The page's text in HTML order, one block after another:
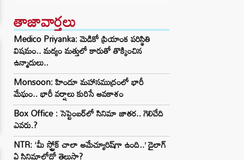
తాజావార్తలు
Medico Priyanka: మెడికో ప్రియాంక పరిస్థితి
విషమం.. మద్యం మత్తులో కారుతో తొక్కించిన
ఉన్మాదులు..
Monsoon: హిందూ మహాసముద్రంలో భారీ
మేఘం.. భారీ వర్షాలు కురిసే అవకాశం
Box Office : సెప్టెంబర్‌లో సినిమా జాతర.. గెలిచేది
ఎవరు.?
NTR: ‘మీ స్ట్రోక్ చాలా అమేచ్యూరిష్‌గా ఉంది..’ డైలాగ్
ఏ సినిమాలోదో తెలుసా?